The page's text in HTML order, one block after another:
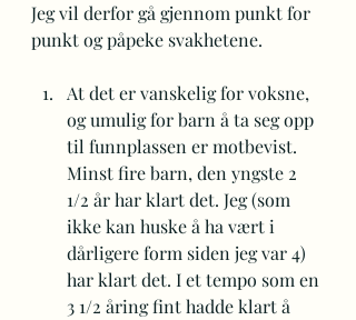
Jeg vil derfor gå gjennom punkt for
punkt og påpeke svakhetene.
At det er vanskelig for voksne,
og umulig for barn å ta seg opp
til funnplassen er motbevist.
Minst fire barn, den yngste 2
1/2 år har klart det. Jeg (som
ikke kan huske å ha vært i
dårligere form siden jeg var 4)
har klart det. I et tempo som en
3 1/2 åring fint hadde klart å